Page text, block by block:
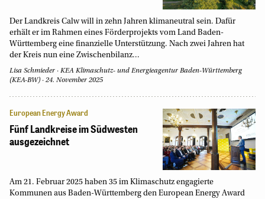
Der Landkreis Calw will in zehn Jahren klimaneutral sein. Dafür
erhält er im Rahmen eines Förderprojekts vom Land Baden-
Württemberg eine finanzielle Unterstützung. Nach zwei Jahren hat
der Kreis nun eine Zwischenbilanz...
Lisa Schmieder · KEA Klimaschutz- und Energieagentur Baden-Württemberg
(KEA-BW)· 24. November 2025
European Energy Award
Fünf Landkreise im Südwesten
ausgezeichnet
Am 21. Februar 2025 haben 35 im Klimaschutz engagierte
Kommunen aus Baden-Württemberg den European Energy Award